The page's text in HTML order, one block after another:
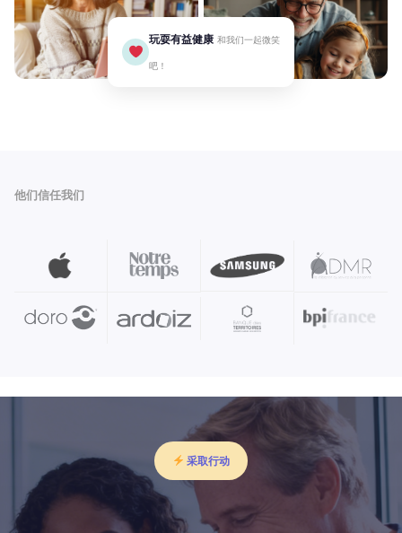
玩耍有益健康 和我们一起微笑
吧！
他们信任我们
采取行动